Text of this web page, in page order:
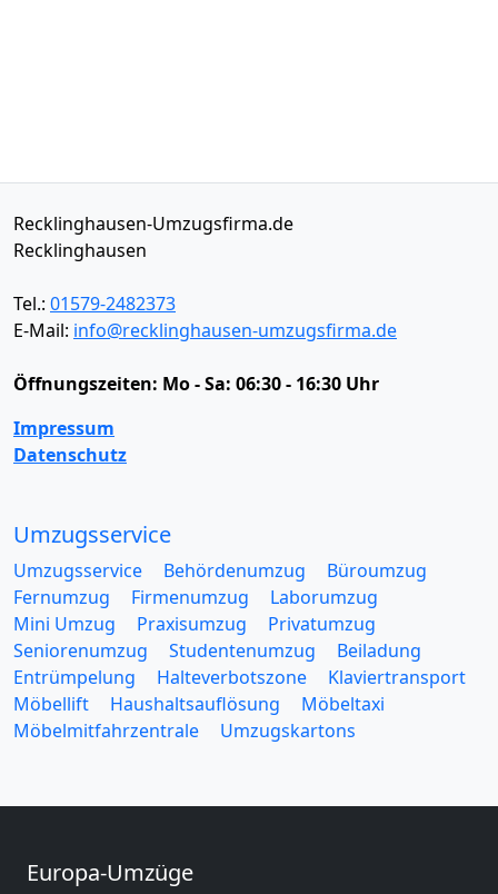
Recklinghausen-Umzugsfirma.de
Recklinghausen
Tel.: 01579-2482373
E-Mail: info@recklinghausen-umzugsfirma.de
Öffnungszeiten: Mo - Sa: 06:30 - 16:30 Uhr
Impressum
Datenschutz
Umzugsservice
Umzugsservice Behördenumzug
Büroumzug
Fernumzug
Firmenumzug
Laborumzug
Mini Umzug
Praxisumzug
Privatumzug
Seniorenumzug
Studentenumzug
Beiladung
Entrümpelung
Halteverbotszone
Klaviertransport
Möbellift
Haushaltsauflösung
Möbeltaxi
Möbelmitfahrzentrale
Umzugskartons
Europa-Umzüge